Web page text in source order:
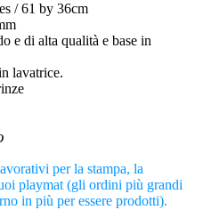
/ 61 by 36cm
e di alta qualità e base in
lavatrice.
per la stampa, la
playmat (gli ordini più grandi
in più per essere prodotti).